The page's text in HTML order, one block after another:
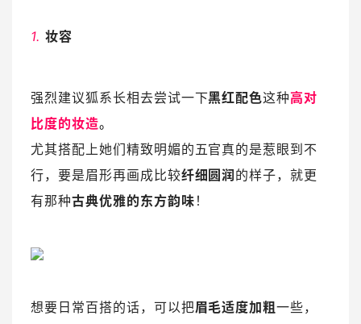
1. 妆容
强烈建议狐系长相去尝试一下黑红配色这种高对
比度的妆造。
尤其搭配上她们精致明媚的五官真的是惹眼到不
行，要是眉形再画成比较纤细圆润 的样子，就更
有那种古典优雅的东方韵味 ！
想要日常百搭的话，可以把眉毛适度加粗一些，